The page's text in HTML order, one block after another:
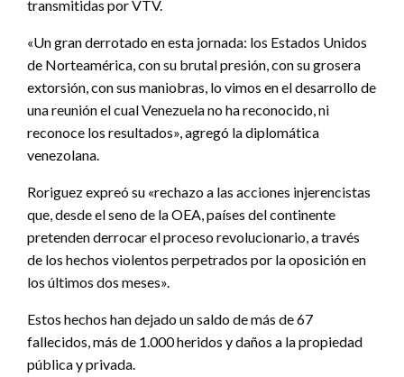
transmitidas por VTV.
«Un gran derrotado en esta jornada: los Estados Unidos
de Norteamérica, con su brutal presión, con su grosera
extorsión, con sus maniobras, lo vimos en el desarrollo de
una reunión el cual Venezuela no ha reconocido, ni
reconoce los resultados», agregó la diplomática
venezolana.
Roriguez expreó su «rechazo a las acciones injerencistas
que, desde el seno de la OEA, países del continente
pretenden derrocar el proceso revolucionario, a través
de los hechos violentos perpetrados por la oposición en
los últimos dos meses».
Estos hechos han dejado un saldo de más de 67
fallecidos, más de 1.000 heridos y daños a la propiedad
pública y privada.